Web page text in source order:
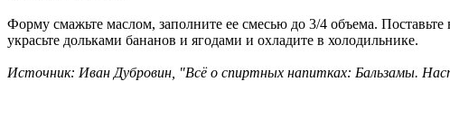
Форму смажьте маслом, заполните ее смесью до 3/4 объема.
украсьте дольками бананов и ягодами и охладите в холодильнике.
Источник: Иван Дубровин, "Всё о спиртных напитках: Бальзамы.